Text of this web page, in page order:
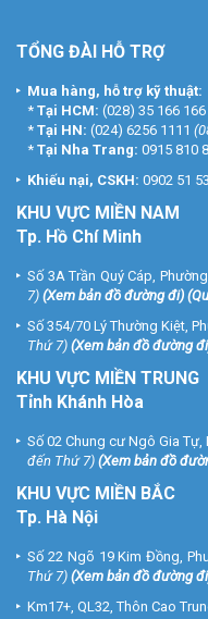
TỔNG ĐÀI HỖ TRỢ
Mua hàng, hỗ trợ kỹ thuật:
* Tại HCM: (028) 35 166 166
* Tại HN: (024) 6256 1111
* Tại Nha Trang: 0915 810
Khiếu nại, CSKH: 0902 51
KHU VỰC MIỀN NAM
Tp. Hồ Chí Minh
Số 3A Trần Quý Cáp,
7) (Xem bản đồ đường đi)
Số 354/70 Lý Thường Kiệt,
Thứ 7) (Xem bản đồ đường đi
KHU VỰC MIỀN TRUNG
Tỉnh Khánh Hòa
Số 02 Chung cư Ngô Gia Tự,
đến Thứ 7) (Xem bản đồ
KHU VỰC MIỀN BẮC
Tp. Hà Nội
Số 22 Ngõ 19 Kim Đồng,
Thứ 7) (Xem bản đồ đường đi
Km17+, QL32, Thôn Cao